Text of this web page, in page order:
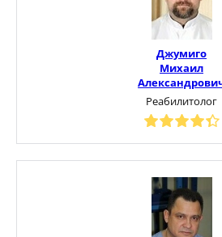
Джумиго
Михаил
Реабилитолог